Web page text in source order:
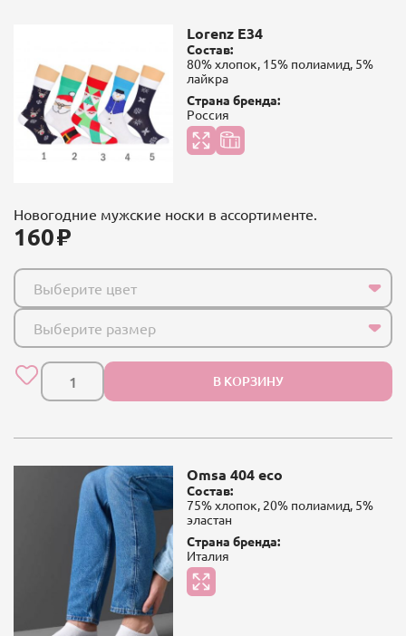
Lorenz E34
Состав:
80% хлопок, 15% полиамид, 5%
лайкра
Страна бренда:
Россия
Новогодние мужские носки в ассортименте.
160
Выберите цвет
Выберите размер
В КОРЗИНУ
Omsa 404 eco
Состав:
75% хлопок, 20% полиамид, 5%
эластан
Страна бренда:
Италия